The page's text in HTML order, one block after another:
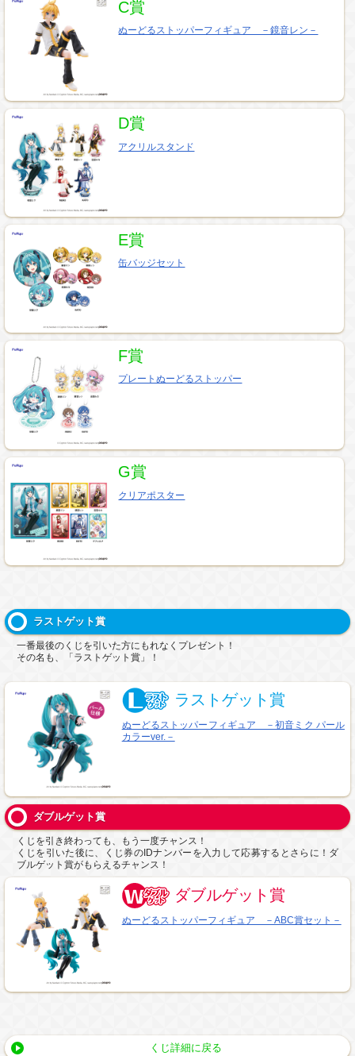
C賞
ぬーどるストッパーフィギュア －鏡音レン－
D賞
アクリルスタンド
E賞
缶バッジセット
F賞
プレートぬーどるストッパー
G賞
クリアポスター
ラストゲット賞
一番最後のくじを引いた方にもれなくプレゼント！
その名も、「ラストゲット賞」！
ラストゲット賞
ぬーどるストッパーフィギュア －初音ミク パール
カラーver.－
ダブルゲット賞
くじを引き終わっても、もう一度チャンス！
くじを引いた後に、くじ券のIDナンバーを入力して応募するとさらに！ダ
ブルゲット賞がもらえるチャンス！
ダブルゲット賞
ぬーどるストッパーフィギュア －ABC賞セット－
くじ詳細に戻る